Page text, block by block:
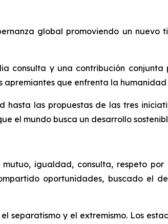
global promoviendo un nuevo
consulta y una contribución
apremiantes que enfrenta la
las propuestas de las tres
el mundo busca un desarrollo
igualdad, consulta, respeto
oportunidades, buscado el
separatismo y el extremismo. Los